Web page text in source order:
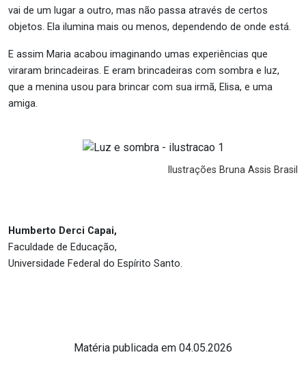
vai de um lugar a outro, mas não passa através de certos
objetos. Ela ilumina mais ou menos, dependendo de onde está.
E assim Maria acabou imaginando umas experiências que
viraram brincadeiras. E eram brincadeiras com sombra e luz,
que a menina usou para brincar com sua irmã, Elisa, e uma
amiga.
Ilustrações Bruna Assis Brasil
Humberto Derci Capai,
Faculdade de Educação,
Universidade Federal do Espírito Santo.
Matéria publicada em 04.05.2026